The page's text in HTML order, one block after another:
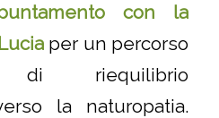
con la
per un percorso
di riequilibrio
la naturopatia.